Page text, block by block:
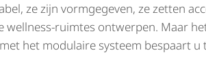
ze zijn vormgegeven, ze zetten
wellness-ruimtes ontwerpen. Maar
het modulaire systeem bespaart